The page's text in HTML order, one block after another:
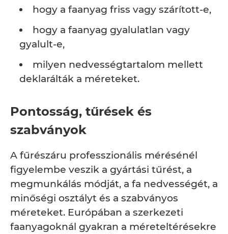
hogy a faanyag friss vagy szárított-e,
hogy a faanyag gyalulatlan vagy
gyalult-e,
milyen nedvességtartalom mellett
deklarálták a méreteket.
Pontosság, tűrések és
szabványok
A fűrészáru professzionális mérésénél
figyelembe veszik a gyártási tűrést, a
megmunkálás módját, a fa nedvességét, a
minőségi osztályt és a szabványos
méreteket. Európában a szerkezeti
faanyagoknál gyakran a méreteltérésekre